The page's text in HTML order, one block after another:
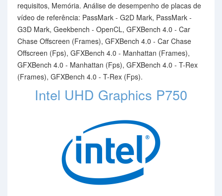
requisitos, Memória. Análise de desempenho de placas de
vídeo de referência: PassMark - G2D Mark, PassMark -
G3D Mark, Geekbench - OpenCL, GFXBench 4.0 - Car
Chase Offscreen (Frames), GFXBench 4.0 - Car Chase
Offscreen (Fps), GFXBench 4.0 - Manhattan (Frames),
GFXBench 4.0 - Manhattan (Fps), GFXBench 4.0 - T-Rex
(Frames), GFXBench 4.0 - T-Rex (Fps).
Intel UHD Graphics P750